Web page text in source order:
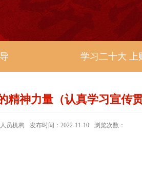
学习二十大 上
精神力量（认真学习宣传
员机构 发布时间：2022-11-10 浏览次数：